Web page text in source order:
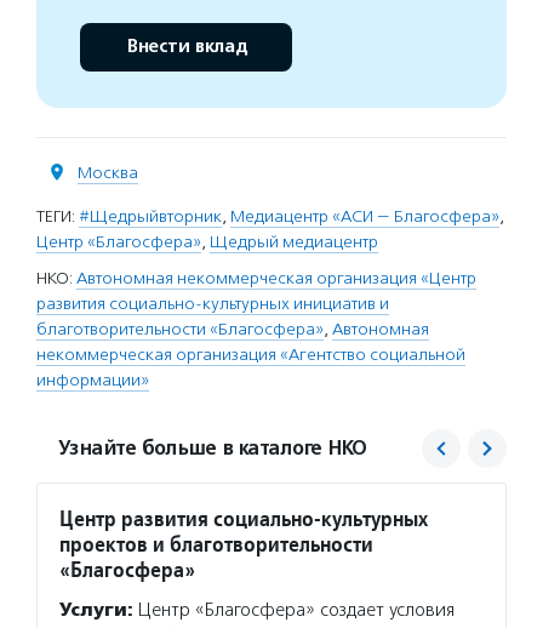
Внести вклад
Москва
ТЕГИ: #Щедрыйвторник, Медиацентр «АСИ — Благосфера»,
Центр «Благосфера», Щедрый медиацентр
НКО: Автономная некоммерческая организация «Центр
развития социально-культурных инициатив и
благотворительности «Благосфера», Автономная
некоммерческая организация «Агентство социальной
информации»
Узнайте больше в каталоге НКО
Центр развития социально-культурных
проектов и благотворительности
«Благосфера»
Услуги: Центр «Благосфера» создает условия